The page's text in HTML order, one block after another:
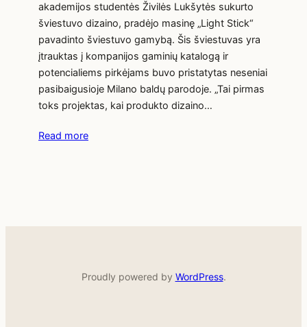
akademijos studentės Živilės Lukšytės sukurto
šviestuvo dizaino, pradėjo masinę „Light Stick“
pavadinto šviestuvo gamybą. Šis šviestuvas yra
įtrauktas į kompanijos gaminių katalogą ir
potencialiems pirkėjams buvo pristatytas neseniai
pasibaigusioje Milano baldų parodoje. „Tai pirmas
toks projektas, kai produkto dizaino…
Read more
Proudly powered by WordPress.